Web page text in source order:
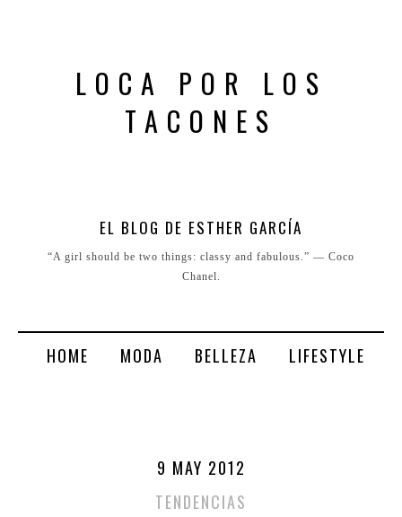
LOCA POR LOS
TACONES
EL BLOG DE ESTHER GARCÍA
“A girl should be two things: classy and fabulous.” ― Coco
Chanel.
HOME MODA BELLEZA LIFESTYLE
9 MAY 2012
TENDENCIAS